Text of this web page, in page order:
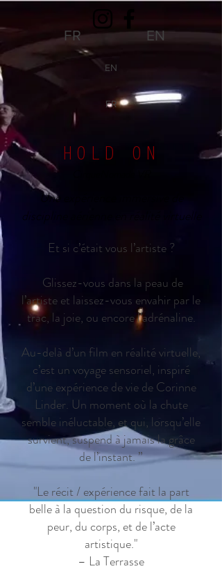
FR EN
EN
FR
HOLD ON
Une expérience immersive de
discipline aérienne en réalité virtuelle
Et si c’était vous l’artiste ?
Glissez-vous dans la peau de
l’artiste et laissez-vous envahir par le
trac, la joie, ou encore l’adrénaline.
Au-delà d’un film en réalité virtuelle,
c’est un voyage sensoriel, inspiré
d’une expérience de vie de Corinne
Linder. Un moment où la chute
semble inéluctable, et qui, lorsqu’elle
survient, suspend à jamais la grâce
de l’instant. ”
"Le récit / expérience fait la part
belle à la question du risque, de la
peur, du corps, et de l’acte
artistique."
– La Terrasse